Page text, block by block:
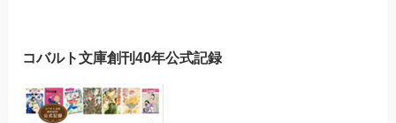
コバルト文庫創刊40年公式記録